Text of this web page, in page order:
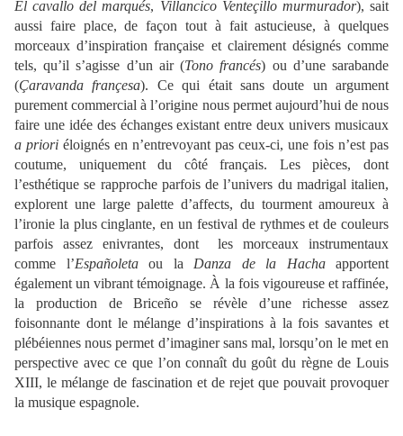
El cavallo del marqués, Villancico Venteçillo murmurador), sait
aussi faire place, de façon tout à fait astucieuse, à quelques
morceaux d’inspiration française et clairement désignés comme
tels, qu’il s’agisse d’un air (Tono francés) ou d’une sarabande
(Çaravanda françesa). Ce qui était sans doute un argument
purement commercial à l’origine nous permet aujourd’hui de nous
faire une idée des échanges existant entre deux univers musicaux
a priori éloignés en n’entrevoyant pas ceux-ci, une fois n’est pas
coutume, uniquement du côté français. Les pièces, dont
l’esthétique se rapproche parfois de l’univers du madrigal italien,
explorent une large palette d’affects, du tourment amoureux à
l’ironie la plus cinglante, en un festival de rythmes et de couleurs
parfois assez enivrantes, dont les morceaux instrumentaux
comme l’Españoletaou la Danza de la Hachaapportent
également un vibrant témoignage. À la fois vigoureuse et raffinée,
la production de Briceño se révèle d’une richesse assez
foisonnante dont le mélange d’inspirations à la fois savantes et
plébéiennes nous permet d’imaginer sans mal, lorsqu’on le met en
perspective avec ce que l’on connaît du goût du règne de Louis
XIII, le mélange de fascination et de rejet que pouvait provoquer
la musique espagnole.